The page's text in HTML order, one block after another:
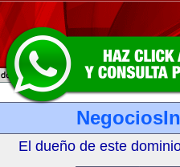
El dueño de este